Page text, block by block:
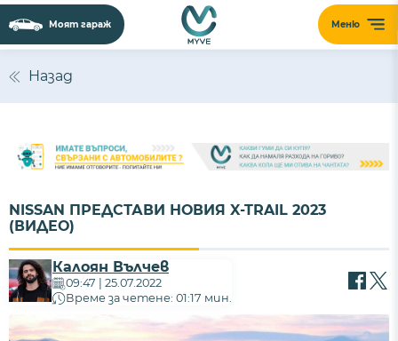
Меню
Моят гараж
Назад
NISSAN ПРЕДСТАВИ НОВИЯ X-TRAIL 2023
(ВИДЕО)
Калоян Вълчев
09:47 | 25.07.2022
Време за четене: 01:17 мин.